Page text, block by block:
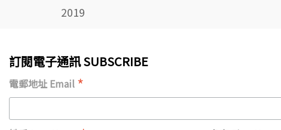
2019
訂閱電子通訊 SUBSCRIBE
電郵地址 Email *